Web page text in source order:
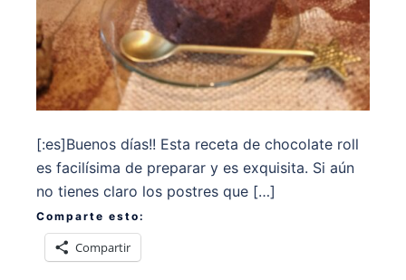
[:es]Buenos días!! Esta receta de chocolate roll
es facilísima de preparar y es exquisita. Si aún
no tienes claro los postres que […]
Comparte esto:
Compartir